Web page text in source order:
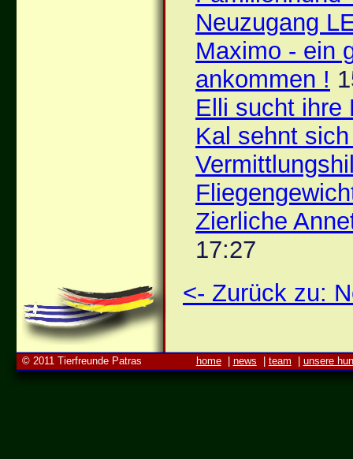
Neuzugang
Maximo - ein
ankommen !
Elli sucht ihre
Kal sehnt
Zierliche
17:27
<- Zurück zu:
© 2011 Tierfreunde Patras home| news team unsere